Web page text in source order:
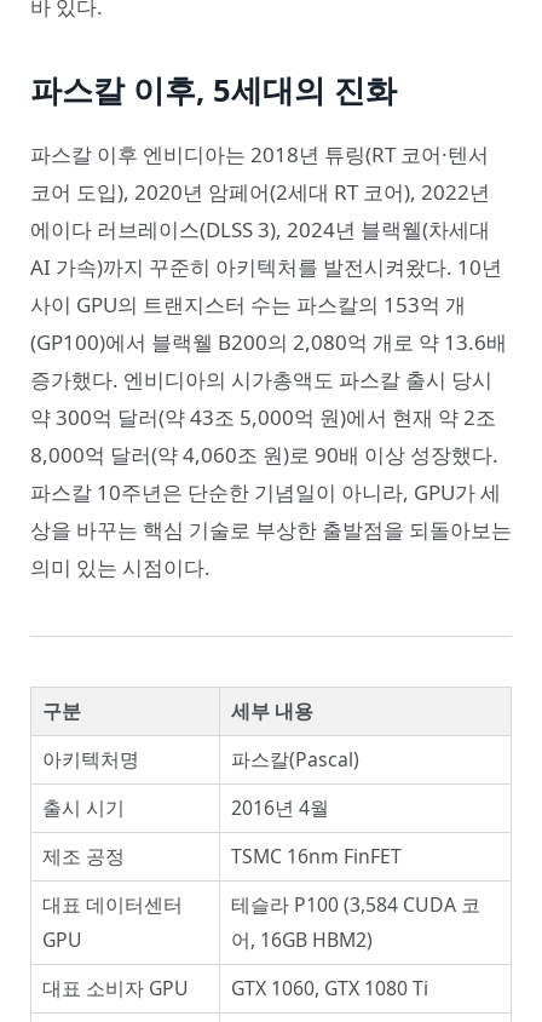
바 있다.
파스칼 이후, 5세대의 진화
파스칼 이후 엔비디아는 2018년 튜링(RT 코어·텐서
코어 도입), 2020년 암페어(2세대 RT 코어), 2022년
에이다 러브레이스(DLSS 3), 2024년 블랙웰(차세대
AI 가속)까지 꾸준히 아키텍처를 발전시켜왔다. 10년
사이 GPU의 트랜지스터 수는 파스칼의 153억 개
(GP100)에서 블랙웰 B200의 2,080억 개로 약 13.6배
증가했다. 엔비디아의 시가총액도 파스칼 출시 당시
약 300억 달러(약 43조 5,000억 원)에서 현재 약 2조
8,000억 달러(약 4,060조 원)로 90배 이상 성장했다.
파스칼 10주년은 단순한 기념일이 아니라, GPU가 세
상을 바꾸는 핵심 기술로 부상한 출발점을 되돌아보는
의미 있는 시점이다.
구분
세부 내용
아키텍처명
파스칼(Pascal)
출시 시기
2016년 4월
제조 공정
TSMC 16nm FinFET
대표 데이터센터
GPU
테슬라 P100 (3,584 CUDA 코
어, 16GB HBM2)
대표 소비자 GPU
GTX 1060, GTX 1080 Ti